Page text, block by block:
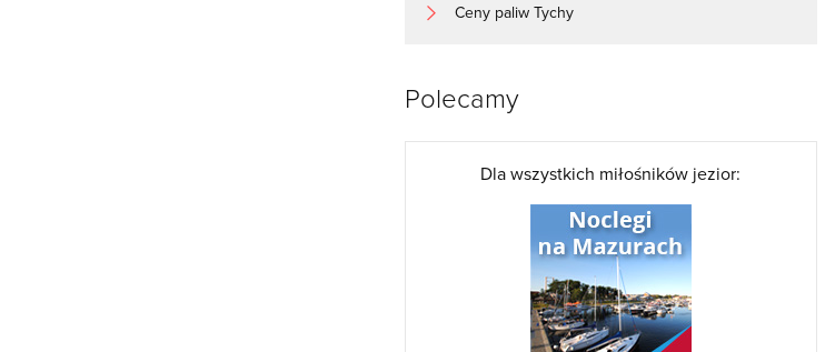
Ceny paliw Tychy
Polecamy
Dla wszystkich miłośników jezior: